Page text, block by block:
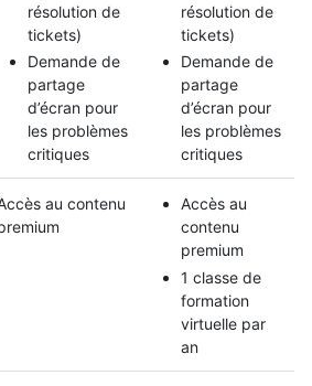
résolution de
tickets)
Demande de
partage
d’écran pour
les problèmes
critiques
résolution de
tickets)
Demande de
partage
d’écran pour
les problèmes
critiques
au contenu
Accès au
contenu
premium
1 classe de
formation
virtuelle par
an